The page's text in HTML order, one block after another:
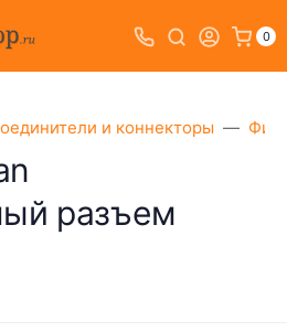
0
и коннекторы
разъем